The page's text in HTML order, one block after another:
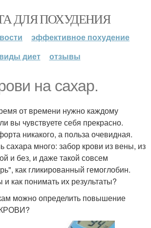
ДЛЯ ПОХУДЕНИЯ
эффективное похудение
виды диет
отзывы
на сахар.
от времени нужно каждому
вы чувствуете себя прекрасно.
никакого, а польза очевидная.
сахара много: забор крови из вены, из
и без, и даже такой совсем
как гликированный гемоглобин.
как понимать их результаты?
можно определить повышение